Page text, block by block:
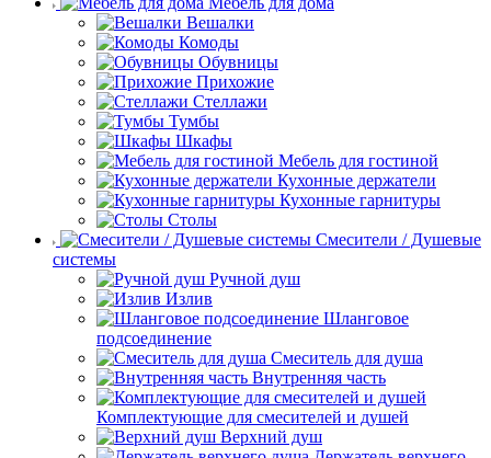
Вешалки
Комоды
Обувницы
Прихожие
Стеллажи
Тумбы
Шкафы
Мебель для гостиной
Кухонные держатели
Кухонные гарнитуры
Столы
Смесители / Душевые
системы
Ручной душ
Излив
Шланговое
подсоединение
Смеситель для душа
Внутренняя часть
Комплектующие для смесителей и душей
Верхний душ